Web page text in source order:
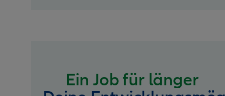
Ein Job für länger